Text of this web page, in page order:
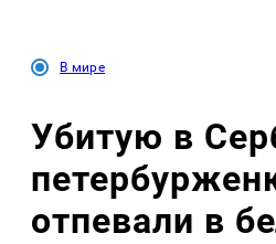
В мире
Убитую в
отпевали в